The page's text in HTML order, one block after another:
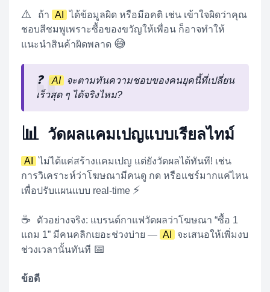
⚠️ ถ้า AI
ได้ข้อมูลผิด หรือมีอคติ เช่น เข้าใจผิดว่าคุณ
ชอบสีชมพูเพราะซื้อของขวัญให้เพื่อน ก็อาจทำให้
แนะนำสินค้าผิดพลาด 😅
❓ AI
จะตามทันความชอบของคนยุคนี้ที่เปลี่ยน
เร็วสุด ๆ ได้จริงไหม?
📊 วัดผลแคมเปญแบบเรียลไทม์
AI
ไม่ได้แค่สร้างแคมเปญ แต่ยังวัดผลได้ทันที! เช่น
การวิเคราะห์ว่าโฆษณามีคนดู กด หรือแชร์มากแค่ไหน
เพื่อปรับแผนแบบ real-time ⚡
☕
ตัวอย่างจริง: แบรนด์กาแฟวัดผลว่าโฆษณา “ซื้อ 1
แถม 1” มีคนคลิกเยอะช่วงบ่าย — AI
จะเสนอให้เพิ่มงบ
ช่วงเวลานั้นทันที 📅
ข้อดี